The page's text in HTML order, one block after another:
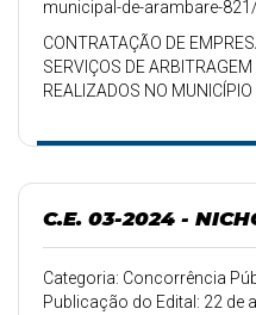
municipal-de-arambare-
CONTRATAÇÃO DE
SERVIÇOS DE
REALIZADOS NO MUNICÍPIO
C.E. 03-2024 -
Categoria: Concorrência
Publicação do Edital: 22 de